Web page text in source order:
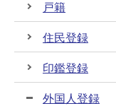
戸籍
住民登録
印鑑登録
外国人登録